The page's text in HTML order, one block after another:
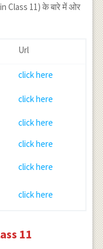
Class 11) के बारे में ओर
Url
click here
click here
click here
click here
click here
click here
11